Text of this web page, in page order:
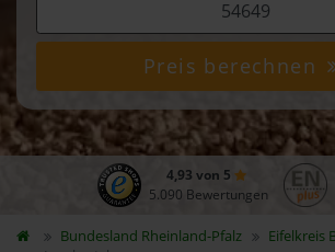
Preis berechnen
4,93 von 5
5.090 Bewertungen
Bundesland Rheinland-Pfalz
Eifelkreis